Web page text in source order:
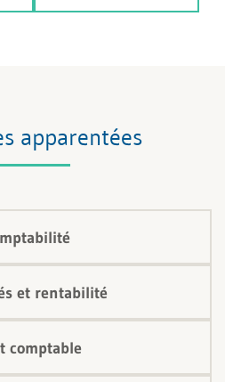
manière significative à
apparentées
et rentabilité
comptable